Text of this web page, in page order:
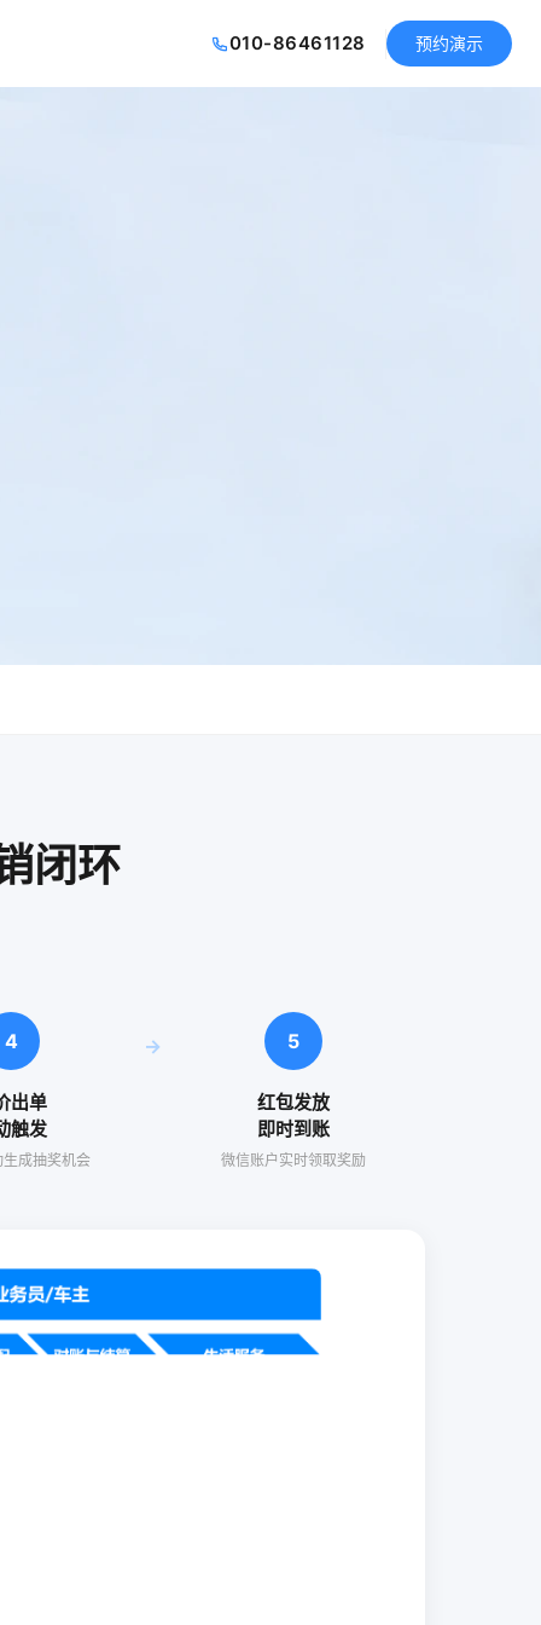
010-86461128 预约演示
闭环
4
出单
触发
成抽奖机会
→ 5
红包发放
即时到账
微信账户实时领取奖励